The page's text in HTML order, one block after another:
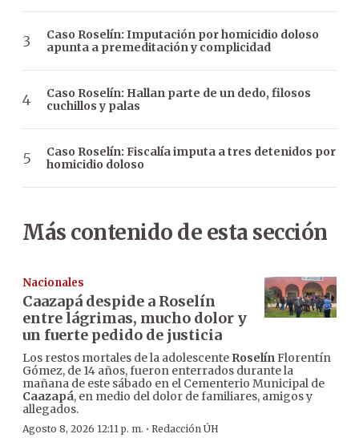
Caso Roselín: Imputación por homicidio doloso
apunta a premeditación y complicidad
Caso Roselín: Hallan parte de un dedo, filosos
cuchillos y palas
Caso Roselín: Fiscalía imputa a tres detenidos por
homicidio doloso
Más contenido de esta sección
Nacionales
Caazapá despide a Roselín
entre lágrimas, mucho dolor y
un fuerte pedido de justicia
Los restos mortales de la adolescente RoselínFlorentín
Gómez, de 14 años, fueron enterrados durante la
mañana de este sábado en el Cementerio Municipal de
Caazapá, en medio del dolor de familiares, amigos y
allegados.
Agosto 8, 2026 12:11 p. m. · Redacción ÚH